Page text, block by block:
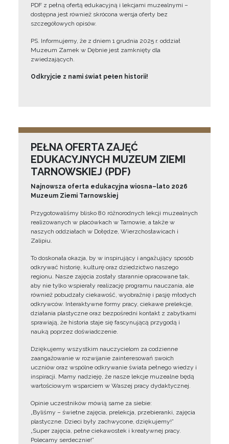
PDF z pełną ofertą edukacyjną i lekcjami muzealnymi –
dostępna jest również skrócona wersja oferty bez
szczegółowych opisów.
PS. Informujemy, że z dniem 1 grudnia 2025 r. oddział
Muzeum Zamek w Dębnie jest zamknięty dla
zwiedzających.
Odkryjcie z nami świat pełen historii!
PEŁNA OFERTA ZAJĘĆ
EDUKACYJNYCH MUZEUM ZIEMI
TARNOWSKIEJ (PDF)
Najnowsza oferta edukacyjna wiosna–lato 2026
Muzeum Ziemi Tarnowskiej
Przygotowaliśmy blisko 80 różnorodnych lekcji muzealnych
realizowanych w placówkach w Tarnowie, a także w
naszych oddziałach w Dołędze, Wierzchosławicach i
Zalipiu.
To doskonała okazja, by w inspirujący i angażujący sposób
odkrywać historię, kulturę oraz dziedzictwo naszego
regionu. Nasze zajęcia zostały starannie opracowane tak,
aby nie tylko wspierały realizację programu nauczania, ale
również pobudzały ciekawość, wyobraźnię i pasję młodych
odkrywców. Interaktywne formy pracy, ciekawe prelekcje,
działania plastyczne oraz bezpośredni kontakt z zabytkami
sprawiają, że historia staje się fascynującą przygodą i
nauką poprzez doświadczenie.
Dziękujemy wszystkim nauczycielom za codzienne
zaangażowanie w rozwijanie zainteresowań swoich
uczniów oraz wspólne odkrywanie świata pełnego wiedzy i
inspiracji. Mamy nadzieję, że nasze lekcje muzealne będą
wartościowym wsparciem w Waszej pracy dydaktycznej.
Opinie uczestników mówią same za siebie:
„Byliśmy – świetne zajęcia, prelekcja, przebieranki, zajęcia
plastyczne. Dzieci były zachwycone, dziękujemy!”
„Super zajęcia, pełne ciekawostek i kreatywnej pracy.
Polecamy serdecznie!”